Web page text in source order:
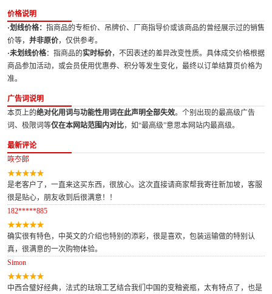
价格说明
·划线价格： 指商品的专柜价、吊牌价、厂商指导价或该商品的曾经展示过的销售
价等， 并非原价，仅供参考。
·未划线价格：指商品的实时标价，不因表述的差异改变性质。具体成交价格根据
商品参加活动，或会员使用优惠券、积分等发生变化，最终以订单结算页价格为
准。
广告词说明
本页上的绝对化用词与功能性用词在此声明全部失效。个别出现的最高级广告
词、极限词等仅在本网站范围内对比，如“最高级”意思本网站内最高级。
最新评论
咴冭郞
是老客户了，一直来这买东西，很放心。这次直接请商家帮我寄往新加坡，客服
很是贴心，朋友收到后很满意！！
182*****885
确实很有特色，中英文的介绍也特别的添彩，很是喜欢，包装运输做的特别认
真，很满意的一次购物体验。
Simon
中西合璧好经典，法式的珐琅工艺结合我们中国的变釉瓷瓶，太有特点了，也是